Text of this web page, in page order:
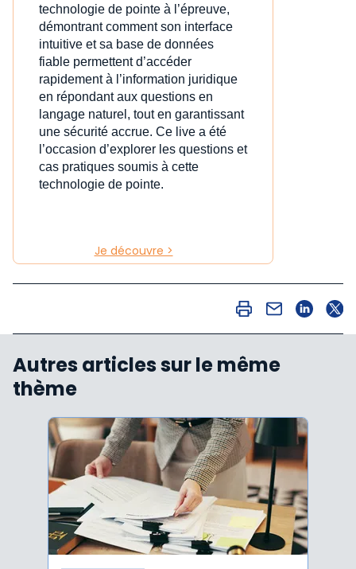
technologie de pointe à l’épreuve,
démontrant comment son interface
intuitive et sa base de données
fiable permettent d’accéder
rapidement à l’information juridique
en répondant aux questions en
langage naturel, tout en garantissant
une sécurité accrue. Ce live a été
l’occasion d’explorer les questions et
cas pratiques soumis à cette
technologie de pointe.
Je découvre >
Autres articles sur le même
thème